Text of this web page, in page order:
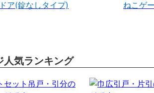
ア(錠なしタイプ)
ねこゲ
人気ランキング